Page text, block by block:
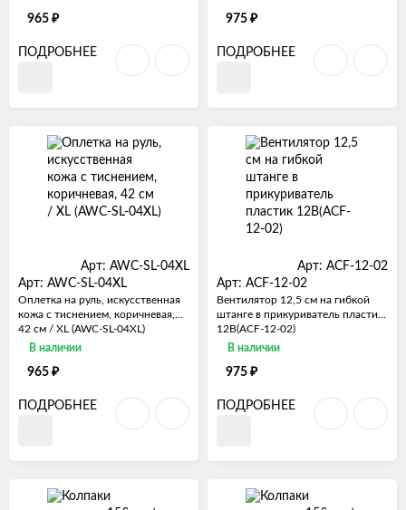
965 ₽
ПОДРОБНЕЕ
975 ₽
ПОДРОБНЕЕ
Арт: AWC-SL-04XL
Арт: AWC-SL-04XL
Оплетка на руль, искусственная
кожа с тиснением, коричневая,
42 см / XL (AWC-SL-04XL)
В наличии
965 ₽
ПОДРОБНЕЕ
Арт: ACF-12-02
Арт: ACF-12-02
Вентилятор 12,5 см на гибкой
штанге в прикуриватель пластик
12В(ACF-12-02)
В наличии
975 ₽
ПОДРОБНЕЕ